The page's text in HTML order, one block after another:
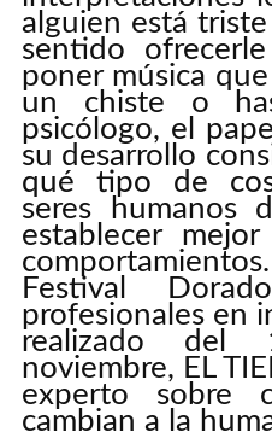
alguien está
sentido
poner música
un chiste o
psicólogo, el
su desarrollo
qué tipo de
seres humanos
establecer
Festival
profesionales en
realizado
noviembre, EL
experto sobre
cambian a la